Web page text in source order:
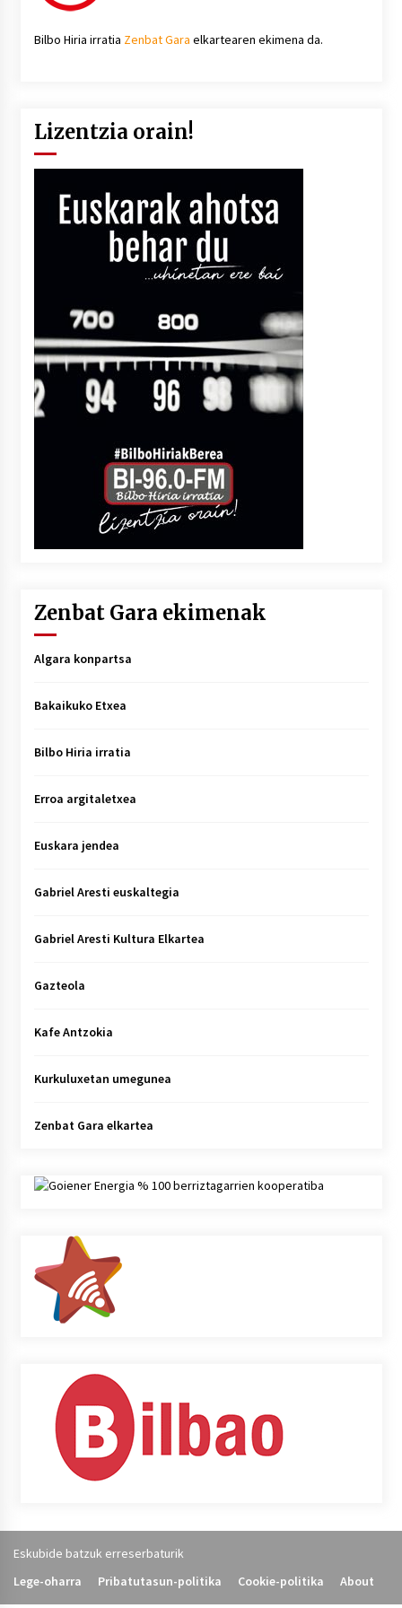
Bilbo Hiria irratia Zenbat Gara elkartearen ekimena da.
Lizentzia orain!
Zenbat Gara ekimenak
Algara konpartsa
Bakaikuko Etxea
Bilbo Hiria irratia
Erroa argitaletxea
Euskara jendea
Gabriel Aresti euskaltegia
Gabriel Aresti Kultura Elkartea
Gazteola
Kafe Antzokia
Kurkuluxetan umegunea
Zenbat Gara elkartea
Eskubide batzuk erreserbaturik
Lege-oharra
Pribatutasun-politika Cookie-politika About